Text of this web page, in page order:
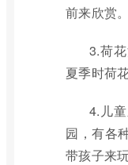
前来欣赏。
3.荷
夏季时荷
4.儿
园，有各
带孩子来玩